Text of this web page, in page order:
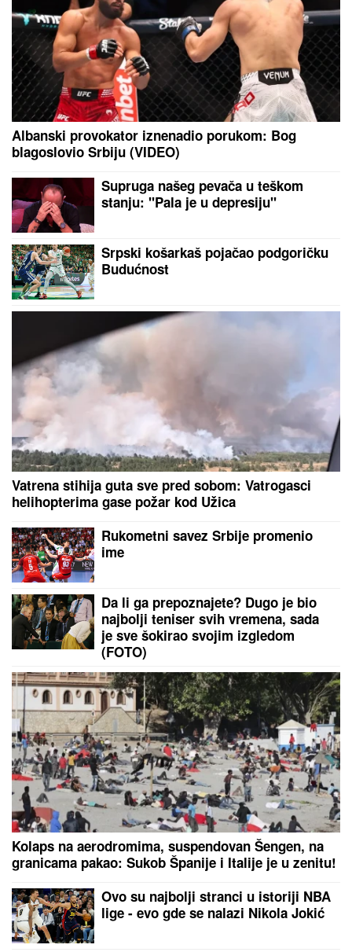
zarobljena na krovu, žena
je spasila uz pomoć
obične daske za peglanje
(VIDEO)
by Aklamator
PREPORUKA ZA VAS
Crvena zvezda - Novi Pazar: Umalo šok na
Auto na suncu postaje rerna: Evo šta
nikako ne smete da ostavljate u
kolima tokom vrućina
Zanimljiva naredna destinacija: Bivši
košarkaš Partizana napušta Evroligu
Albanski provokator iznenadio porukom: Bog
blagoslovio Srbiju (VIDEO)
Supruga našeg pevača u teškom
stanju: "Pala je u depresiju"
Srpski košarkaš pojačao podgoričku
Budućnost